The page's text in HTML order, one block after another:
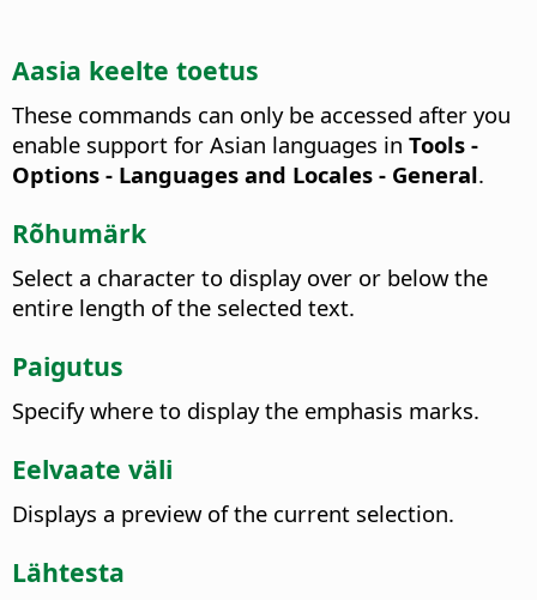
Aasia keelte toetus
These commands can only be accessed after you
enable support for Asian languages in Tools -
Options - Languages and Locales - General.
Rõhumärk
Select a character to display over or below the
entire length of the selected text.
Paigutus
Specify where to display the emphasis marks.
Eelvaate väli
Displays a preview of the current selection.
Lähtesta